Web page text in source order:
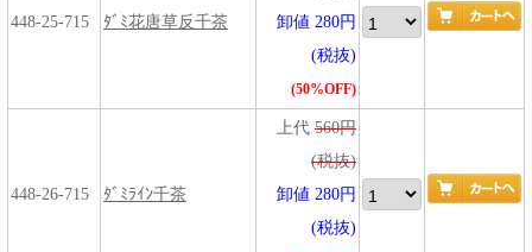
448-25-715 ﾀﾞﾐ花唐草反千茶
卸値 280円
(税抜)
(50%OFF)
448-26-715 ﾀﾞﾐﾗｲﾝ千茶
上代 560円
(税抜)
卸値 280円
(税抜)